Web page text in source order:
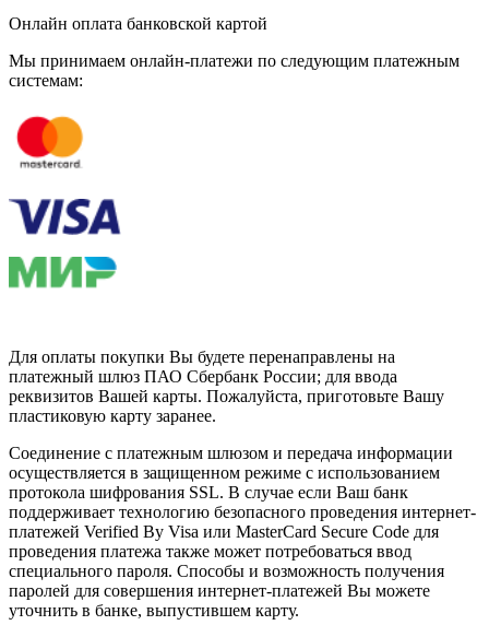
Онлайн оплата банковской картой
Мы принимаем онлайн-платежи по cледующим платежным
системам:
Для оплаты покупки Вы будете перенаправлены на
платежный шлюз ПАО Сбербанк России; для ввода
реквизитов Вашей карты. Пожалуйста, приготовьте Вашу
пластиковую карту заранее.
Соединение с платежным шлюзом и передача информации
осуществляется в защищенном режиме с использованием
протокола шифрования SSL. В случае если Ваш банк
поддерживает технологию безопасного проведения интернет-
платежей Verified By Visa или MasterCard Secure Code для
проведения платежа также может потребоваться ввод
специального пароля. Способы и возможность получения
паролей для совершения интернет-платежей Вы можете
уточнить в банке, выпустившем карту.